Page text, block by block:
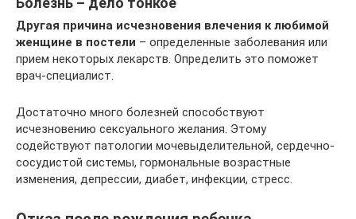
Другая причина исчезновения влечения к любимой
женщине в постели – определенные заболевания или
прием некоторых лекарств. Определить это поможет
врач-специалист.
Достаточно много болезней способствуют
исчезновению сексуального желания. Этому
содействуют патологии мочевыделительной, сердечно-
сосудистой системы, гормональные возрастные
изменения, депрессии, диабет, инфекции, стресс.